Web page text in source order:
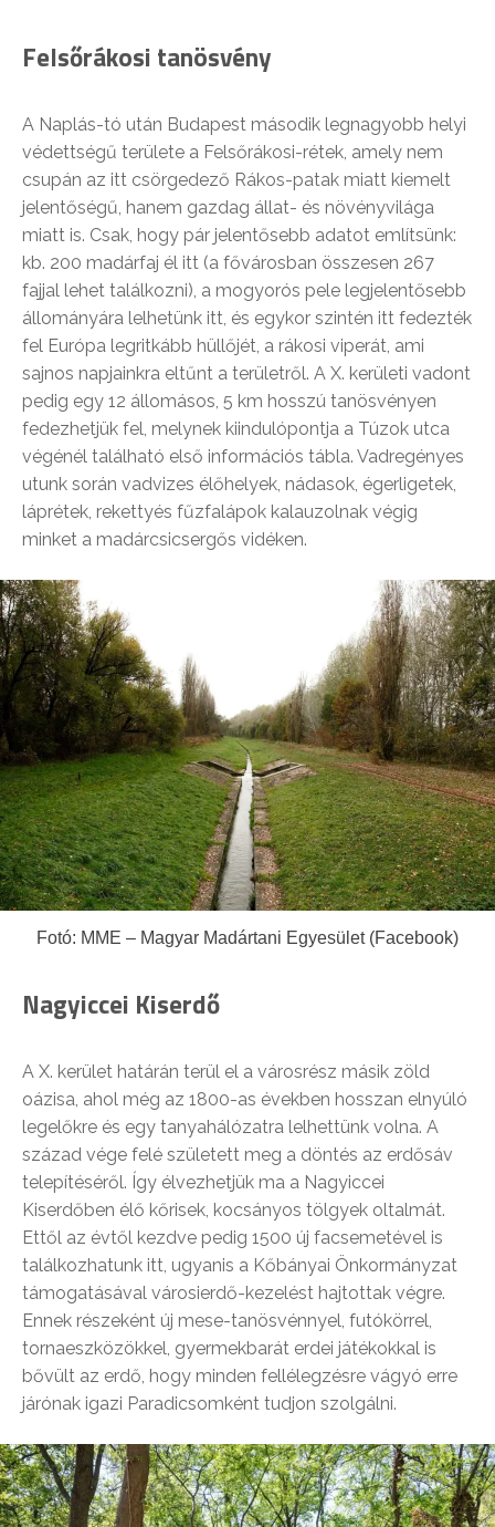
Felsőrákosi tanösvény
A Naplás-tó után Budapest második legnagyobb helyi
védettségű területe a Felsőrákosi-rétek, amely nem
csupán az itt csörgedező Rákos-patak miatt kiemelt
jelentőségű, hanem gazdag állat- és növényvilága
miatt is. Csak, hogy pár jelentősebb adatot említsünk:
kb. 200 madárfaj él itt (a fővárosban összesen 267
fajjal lehet találkozni), a mogyorós pele legjelentősebb
állományára lelhetünk itt, és egykor szintén itt fedezték
fel Európa legritkább hüllőjét, a rákosi viperát, ami
sajnos napjainkra eltűnt a területről. A X. kerületi vadont
pedig egy 12 állomásos, 5 km hosszú tanösvényen
fedezhetjük fel, melynek kiindulópontja a Túzok utca
végénél található első információs tábla. Vadregényes
utunk során vadvizes élőhelyek, nádasok, égerligetek,
láprétek, rekettyés fűzfalápok kalauzolnak végig
minket a madárcsicsergős vidéken.
Fotó: MME – Magyar Madártani Egyesület (Facebook)
Nagyiccei Kiserdő
A X. kerület határán terül el a városrész másik zöld
oázisa, ahol még az 1800-as években hosszan elnyúló
legelőkre és egy tanyahálózatra lelhettünk volna. A
század vége felé született meg a döntés az erdősáv
telepítéséről. Így élvezhetjük ma a Nagyiccei
Kiserdőben élő kőrisek, kocsányos tölgyek oltalmát.
Ettől az évtől kezdve pedig 1500 új facsemetével is
találkozhatunk itt, ugyanis a Kőbányai Önkormányzat
támogatásával városierdő-kezelést hajtottak végre.
Ennek részeként új mese-tanösvénnyel, futókörrel,
tornaeszközökkel, gyermekbarát erdei játékokkal is
bővült az erdő, hogy minden fellélegzésre vágyó erre
járónak igazi Paradicsomként tudjon szolgálni.